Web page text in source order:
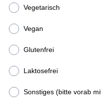
Vegetarisch
Vegan
Glutenfrei
Laktosefrei
Sonstiges (bitte vorab